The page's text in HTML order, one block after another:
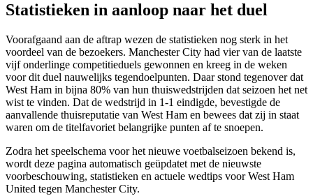
Statistieken in aanloop naar het duel
Voorafgaand aan de aftrap wezen de statistieken nog sterk in het
voordeel van de bezoekers. Manchester City had vier van de laatste
vijf onderlinge competitieduels gewonnen en kreeg in de weken
voor dit duel nauwelijks tegendoelpunten. Daar stond tegenover dat
West Ham in bijna 80% van hun thuiswedstrijden dat seizoen het net
wist te vinden. Dat de wedstrijd in 1-1 eindigde, bevestigde de
aanvallende thuisreputatie van West Ham en bewees dat zij in staat
waren om de titelfavoriet belangrijke punten af te snoepen.
Zodra het speelschema voor het nieuwe voetbalseizoen bekend is,
wordt deze pagina automatisch geüpdatet met de nieuwste
voorbeschouwing, statistieken en actuele wedtips voor West Ham
United tegen Manchester City.